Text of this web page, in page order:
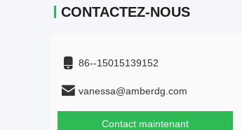
CONTACTEZ-NOUS
86--15015139152
vanessa@amberdg.com
Contact maintenant